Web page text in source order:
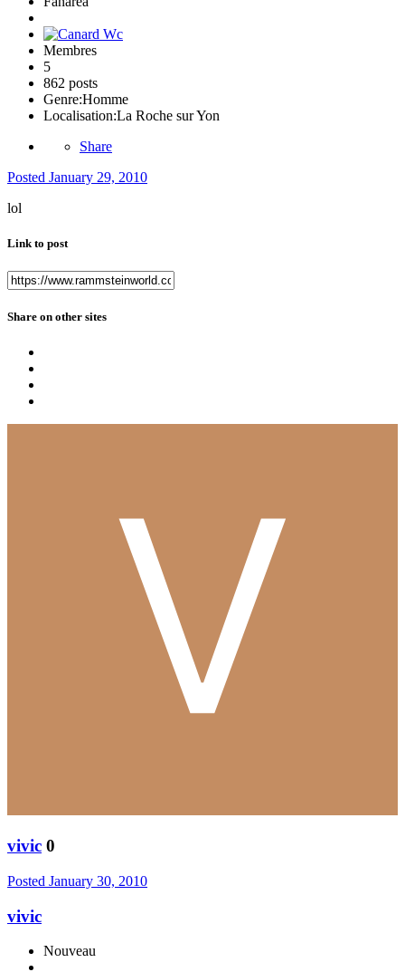
Membres
5
862 posts
Genre:Homme
Localisation:La Roche sur Yon
Share
Posted January 29, 2010
lol
Link to post
Share on other sites
vivic 0
Posted January 30, 2010
vivic
Nouveau